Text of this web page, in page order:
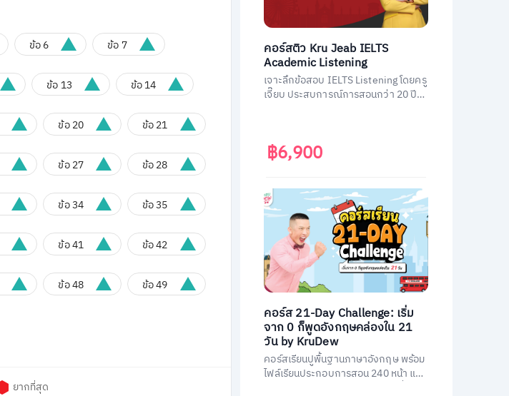
ข้อ 6 ข้อ 7
ข้อ 13 ข้อ 14
ข้อ 20 ข้อ 21
ข้อ 27 ข้อ 28
ข้อ 34 ข้อ 35
ข้อ 41 ข้อ 42
ข้อ 48 ข้อ 49
ยากที่สุด
คอร์สติว Kru Jeab IELTS
Academic Listening
เจาะลึกข้อสอบ IELTS Listening โดยครู
เจี๊ยบ ประสบการณ์การสอนกว่า 20 ปี
฿6,900
คอร์ส 21-Day Challenge: เริ่ม
จาก 0 ก็พูดอังกฤษคล่องใน 21
วัน by KruDew
คอร์สเรียนปูพื้นฐานภาษาอังกฤษ พร้อม
ไฟล์เรียนประกอบการสอน 240 หน้า และ